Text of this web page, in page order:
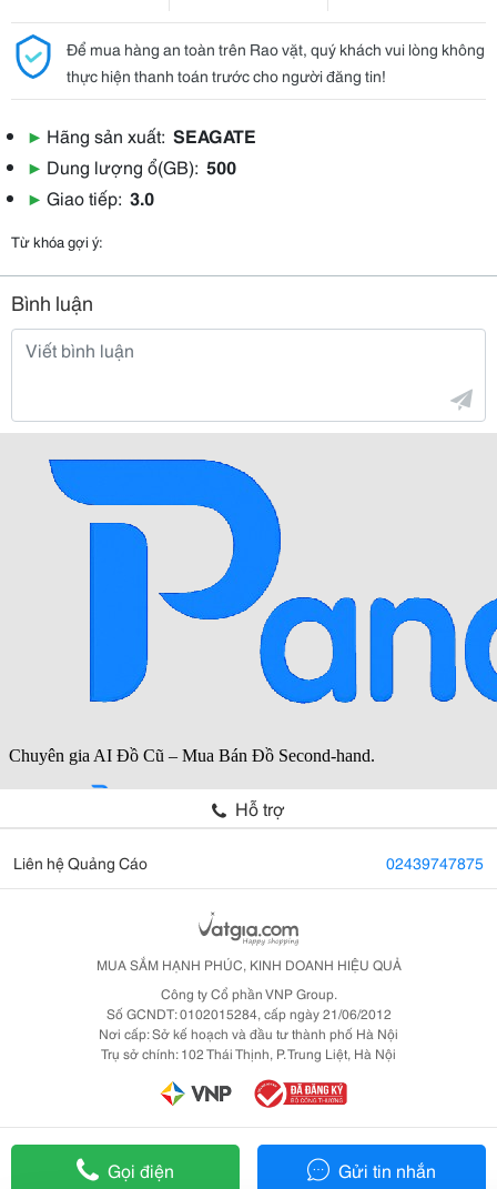
Để mua hàng an toàn trên Rao vặt, quý khách vui lòng không
thực hiện thanh toán trước cho người đăng tin!
▶ Hãng sản xuất: SEAGATE
▶ Dung lượng ổ(GB): 500
▶ Giao tiếp: 3.0
Từ khóa gợi ý:
Bình luận
Gọi điện Gửi tin nhắn
Hỗ trợ
Liên hệ Quảng Cáo 02439747875
MUA SẮM HẠNH PHÚC, KINH DOANH HIỆU QUẢ
Công ty Cổ phần VNP Group.
Số GCNDT: 0102015284, cấp ngày 21/06/2012
Nơi cấp: Sở kế hoạch và đầu tư thành phố Hà Nội
Trụ sở chính: 102 Thái Thịnh, P. Trung Liệt, Hà Nội